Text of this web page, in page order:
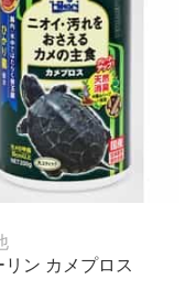
リン カメプロス